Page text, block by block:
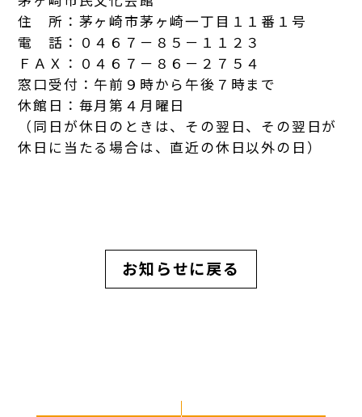
住 所：茅ヶ崎市茅ヶ崎一丁目１１番１号
電 話：０４６７－８５－１１２３
ＦＡＸ：０４６７－８６－２７５４
窓口受付：午前９時から午後７時まで
休館日：毎月第４月曜日
（同日が休日のときは、その翌日、その翌日が
休日に当たる場合は、直近の休日以外の日）
お知らせに戻る